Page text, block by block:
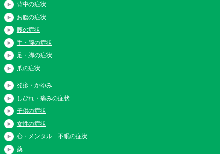
背中の症状
お腹の症状
腰の症状
手・腕の症状
足・脚の症状
爪の症状
発疹・かゆみ
しびれ・痛みの症状
子供の症状
女性の症状
心・メンタル・不眠の症状
薬